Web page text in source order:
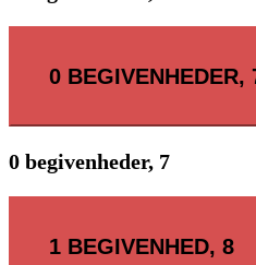
0 BEGIVENHEDER,
0 begivenheder, 7
1 BEGIVENHED, 8